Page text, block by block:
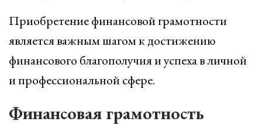
Приобретение финансовой грамотности
является важным шагом к достижению
финансового благополучия и успеха в личной
и профессиональной сфере.
Финансовая грамотность